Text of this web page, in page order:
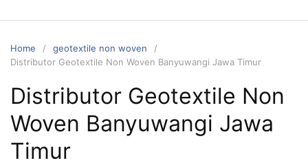
Home
geotextile non woven
Distributor Geotextile Non Woven Banyuwangi Jawa Timur
Distributor Geotextile Non
Woven Banyuwangi Jawa
Timur